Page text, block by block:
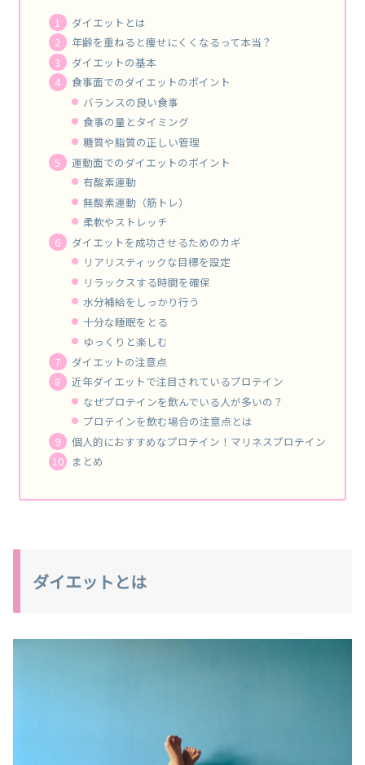
ダイエットとは
年齢を重ねると痩せにくくなるって本当？
ダイエットの基本
食事面でのダイエットのポイント
バランスの良い食事
食事の量とタイミング
糖質や脂質の正しい管理
運動面でのダイエットのポイント
有酸素運動
無酸素運動（筋トレ）
柔軟やストレッチ
ダイエットを成功させるためのカギ
リアリスティックな目標を設定
リラックスする時間を確保
水分補給をしっかり行う
十分な睡眠をとる
ゆっくりと楽しむ
ダイエットの注意点
近年ダイエットで注目されているプロテイン
なぜプロテインを飲んでいる人が多いの？
プロテインを飲む場合の注意点とは
個人的におすすめなプロテイン！マリネスプロテイン
まとめ
ダイエットとは